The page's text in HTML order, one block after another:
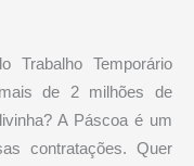
Trabalho Temporário
de 2 milhões de
A Páscoa é um
contratações. Quer